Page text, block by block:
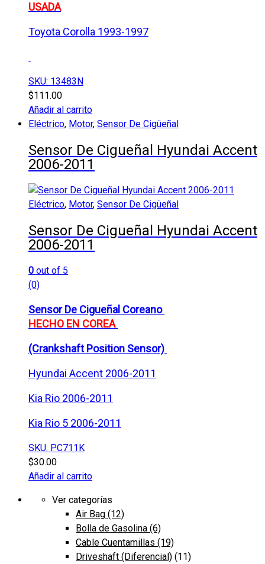
USADA
Toyota Corolla 1993-1997
SKU: 13483N
$111.00
Añadir al carrito
Eléctrico, Motor, Sensor De Cigüeñal
Sensor De Cigueñal Hyundai Accent
2006-2011
Eléctrico, Motor, Sensor De Cigüeñal
Sensor De Cigueñal Hyundai Accent
2006-2011
0 out of 5
(0)
Sensor De Cigueñal Coreano
HECHO EN COREA
(Crankshaft Position Sensor)
Hyundai Accent 2006-2011
Kia Rio 2006-2011
Kia Rio 5 2006-2011
SKU: PC711K
$30.00
Añadir al carrito
Ver categorías
Air Bag (12)
Bolla de Gasolina (6)
Cable Cuentamillas (19)
Driveshaft (Diferencial) (11)